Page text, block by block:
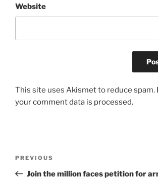
Website
This site uses Akismet to reduce spam.
your comment data is processed.
Previous
Post
PREVIOUS
Join the million faces petition for